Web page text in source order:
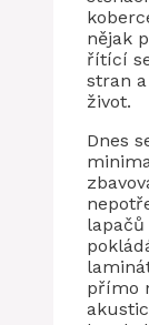
nějak
řítící
stran
život.
Dnes
přímo